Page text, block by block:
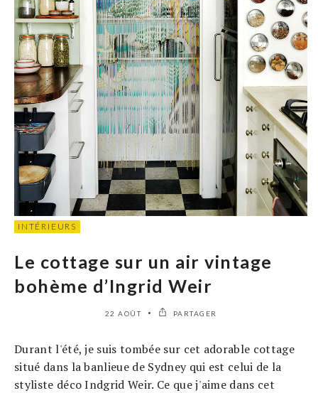
INTÉRIEURS
Le cottage sur un air vintage
bohème d’Ingrid Weir
22 AOÛT PARTAGER
Durant l'été, je suis tombée sur cet adorable cottage
situé dans la banlieue de Sydney qui est celui de la
styliste déco Indgrid Weir. Ce que j'aime dans cet